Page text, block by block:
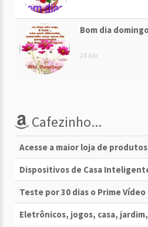
Bom dia
24 Abr
Cafezinho...
Acesse a maior loja de
Dispositivos de Casa
Teste por 30 dias o Prime Vídeo
Eletrônicos, jogos, casa,